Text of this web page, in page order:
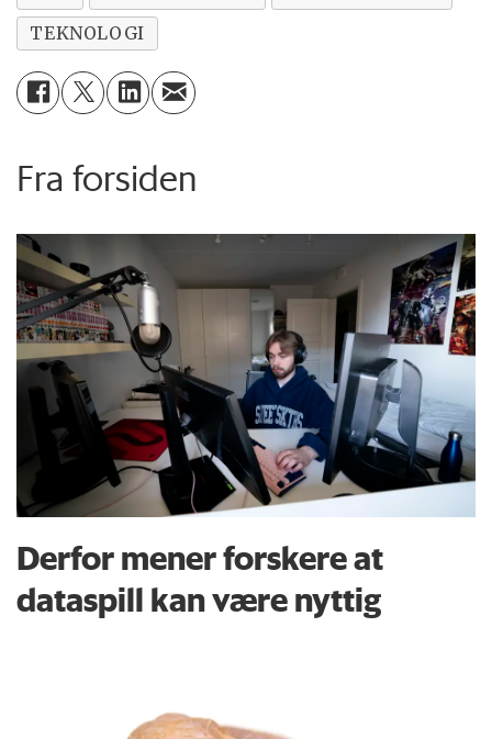
TEKNOLOGI
Fra forsiden
Derfor mener forskere at
dataspill kan være nyttig